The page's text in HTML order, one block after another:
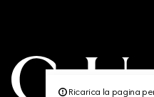
Ricarica la pagina